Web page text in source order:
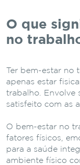
O que
no
Ter bem-estar no
apenas estar
trabalho. Envolve
satisfeito com as
O bem-estar no
fatores físicos,
para a saúde
ambiente físico